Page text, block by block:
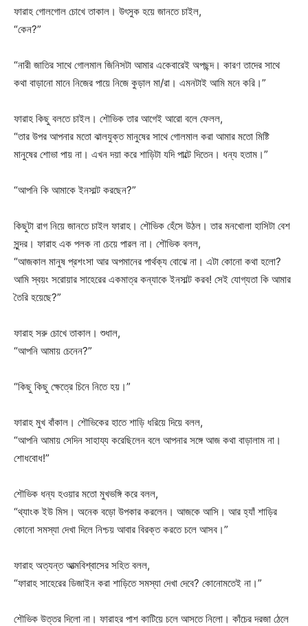
ফারাহ গোলগোল চোখে তাকাল। উৎসুক হয়ে জানতে চাইল,
“কেন?”
“নারী জাতির সাথে গোলমাল জিনিসটা আমার একেবারেই অপছন্দ। কারণ তাদের সাথে
কথা বাড়ানো মানে নিজের পায়ে নিজে কুড়াল মা/রা। এমনটাই আমি মনে করি।”
ফারাহ কিছু বলতে চাইল। শৌভিক তার আগেই আরো বলে ফেলল,
“তার উপর আপনার মতো ঝালযুক্ত মানুষের সাথে গোলমাল করা আমার মতো মিষ্টি
মানুষের শোভা পায় না। এখন দয়া করে শাড়িটা যদি পাল্টে দিতেন। ধন্য হতাম।”
“আপনি কি আমাকে ইনসাল্ট করছেন?”
কিছুটা রাগ নিয়ে জানতে চাইল ফারাহ। শৌভিক হেঁসে উঠল। তার মনখোলা হাসিটা বেশ
সুন্দর। ফারাহ এক পলক না চেয়ে পারল না। শৌভিক বলল,
“আজকাল মানুষ প্রশংসা আর অপমানের পার্থক্য বোঝে না। এটা কোনো কথা হলো?
আমি স্বয়ং সরোয়ার সাহেরের একমাত্র কন্যাকে ইনসাল্ট করব! সেই যোগ্যতা কি আমার
তৈরি হয়েছে?”
ফারাহ সরু চোখে তাকাল। শুধাল,
“আপনি আমায় চেনেন?”
“কিছু কিছু ক্ষেত্রে চিনে নিতে হয়।”
ফারাহ মুখ বাঁকাল। শৌভিকের হাতে শাড়ি ধরিয়ে দিয়ে বলল,
“আপনি আমায় সেদিন সাহায্য করেছিলেন বলে আপনার সঙ্গে আজ কথা বাড়ালাম না।
শোধবোধ!”
শৌভিক ধন্য হওয়ার মতো মুখভঙ্গি করে বলল,
“থ্যাংক ইউ মিস। অনেক বড়ো উপকার করলেন। আজকে আসি। আর হ্যাঁ শাড়ির
কোনো সমস্যা দেখা দিলে নিশ্চয় আবার বিরক্ত করতে চলে আসব।”
ফারাহ অত্যন্ত আত্মবিশ্বাসের সহিত বলল,
“ফারাহ সাহেরের ডিজাইন করা শাড়িতে সমস্যা দেখা দেবে? কোনোমতেই না।”
শৌভিক উত্তর দিলো না। ফারাহর পাশ কাটিয়ে চলে আসতে নিলো। কাঁচের দরজা ঠেলে